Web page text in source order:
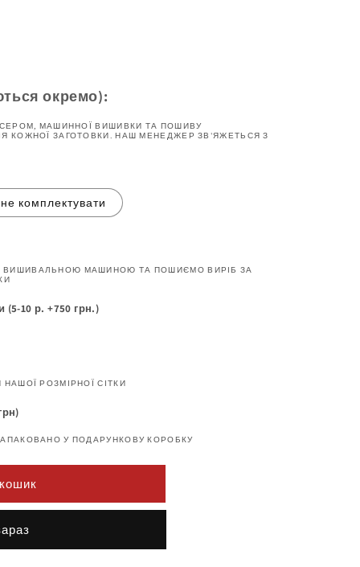
окремо):
МАШИННОЇ ВИШИВКИ ТА ПОШИВУ
КОЖНОЇ ЗАГОТОВКИ. НАШ МЕНЕДЖЕР ЗВ'ЯЖЕТЬСЯ З
не комплектувати
МАШИНОЮ ТА ПОШИЄМО ВИРІБ ЗА
10 р. +750 грн.)
РОЗМІРНОЇ СІТКИ
У ПОДАРУНКОВУ КОРОБКУ